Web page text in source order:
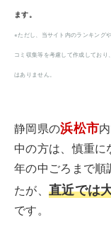
ます。
※ただし、当サイト内のランキング
コミ収集等を考慮して作成してお
はありません。
静岡県の浜松市
中の方は、慎重
年の中ごろまで順
たが、 直近では
です。